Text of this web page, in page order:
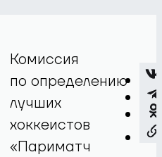
Комиссия
по определению
лучших
хоккеистов
«Париматч